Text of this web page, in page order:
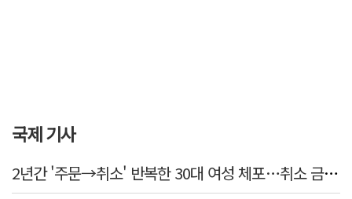
국제 기사
2년간 '주문→취소' 반복한 30대 여성 체포…취소 금액만 400억 원